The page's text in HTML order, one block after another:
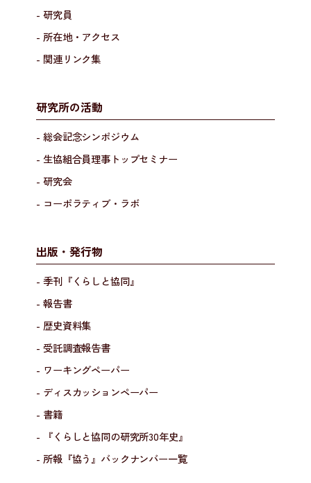
- 研究員
- 所在地・アクセス
- 関連リンク集
研究所の活動
- 総会記念シンポジウム
- 生協組合員理事トップセミナー
- 研究会
- コーポラティブ・ラボ
出版・発行物
- 季刊『くらしと協同』
- 報告書
- 歴史資料集
- 受託調査報告書
- ワーキングペーパー
- ディスカッションペーパー
- 書籍
- 『くらしと協同の研究所30年史』
- 所報『協う』バックナンバー一覧